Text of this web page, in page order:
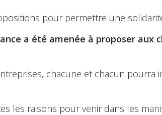
pour permettre une
a été amenée à proposer aux
chacune et chacun
les raisons pour venir dans les